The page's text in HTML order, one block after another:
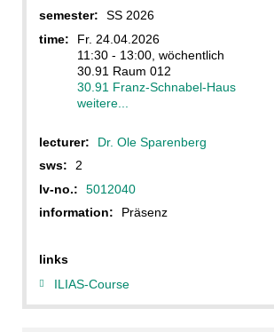
semester:
SS 2026
time:
Fr. 24.04.2026
11:30 - 13:00, wöchentlich
30.91 Raum 012
30.91 Franz-Schnabel-Haus
weitere...
lecturer:
Dr. Ole Sparenberg
sws:
2
lv-no.:
5012040
information:
Präsenz
links
ILIAS-Course